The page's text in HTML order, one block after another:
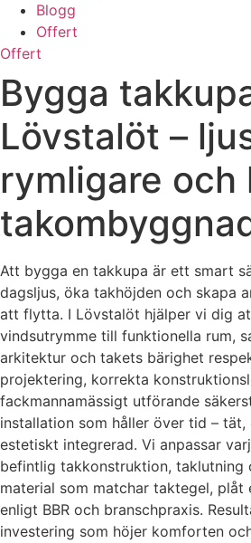
Blogg
Offert
Offert
Bygga
Lövstalöt –
rymligare och
Att bygga en takkupa är ett smart
dagsljus, öka takhöjden och skapa
att flytta. I Lövstalöt hjälper vi dig
vindsutrymme till funktionella rum,
arkitektur och takets bärighet
projektering, korrekta
fackmannamässigt utförande
installation som håller över tid –
estetiskt integrerad. Vi anpassar
befintlig takkonstruktion, taklutning
material som matchar taktegel, plåt
enligt BBR och branschpraxis.
investering som höjer komforten